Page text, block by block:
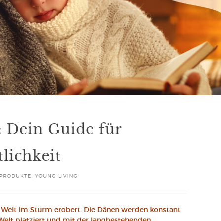
Dein Guide für
YOUNG LIVING
Welt im Sturm erobert. Die Dänen werden konstant